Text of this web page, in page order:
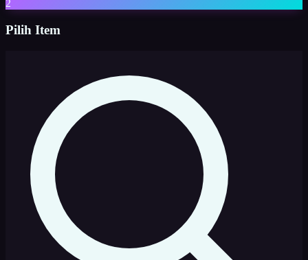
2
Pilih Item